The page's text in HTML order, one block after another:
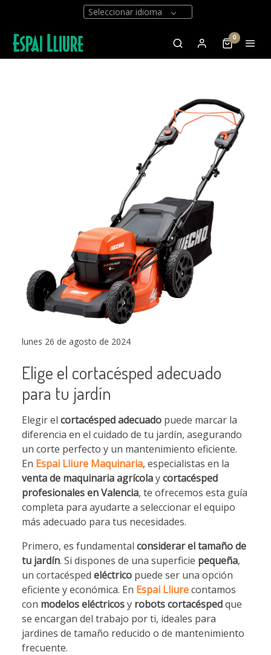
Seleccionar idioma
0
lunes 26 de agosto de 2024
Elige el cortacésped adecuado
para tu jardín
Elegir el cortacésped adecuado puede marcar la
diferencia en el cuidado de tu jardín, asegurando
un corte perfecto y un mantenimiento eficiente.
En Espai Lliure Maquinaria, especialistas en la
venta de maquinaria agrícolaycortacésped
profesionales en Valencia, te ofrecemos esta guía
completa para ayudarte a seleccionar el equipo
más adecuado para tus necesidades.
Primero, es fundamental considerar el tamaño de
tu jardín. Si dispones de una superficie pequeña,
un cortacésped eléctrico puede ser una opción
eficiente y económica. En Espai Lliurecontamos
con modelos eléctricosy robots cortacéspedque
se encargan del trabajo por ti, ideales para
jardines de tamaño reducido o de mantenimiento
frecuente.